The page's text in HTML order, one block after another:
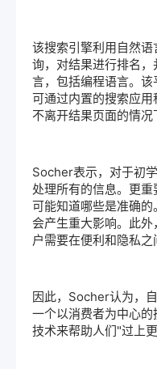
该搜索引擎利用自然语
询，对结果进行排名
言，包括编程语言。
可通过内置的搜索应
不离开结果页面的情况
Socher表示，对于初
处理所有的信息。更
可能知道哪些是准确
会产生重大影响。此
户需要在便利和隐私之
因此，Socher认为，
一个以消费者为中心
技术来帮助人们"过上